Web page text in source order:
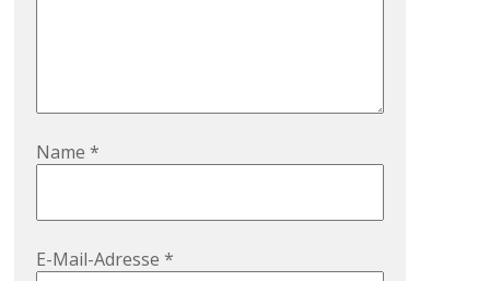
Name*
E-Mail-Adresse*